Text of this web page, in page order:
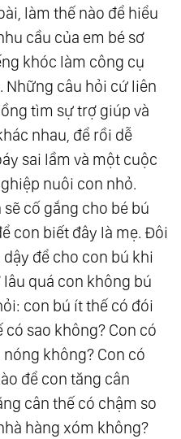
làm thế nào để hiểu
cầu của em bé sơ
khóc làm công cụ
Những câu hỏi cứ liên
tìm sự trợ giúp và
nhau, để rồi dễ
sai lầm và một cuộc
nuôi con nhỏ.
cố gắng cho bé bú
con biết đây là mẹ. Đôi
để cho con bú khi
quá con không bú
con bú ít thế có đói
sao không? Con có
không? Con có
để con tăng cân
cân thế có chậm so
hàng xóm không?